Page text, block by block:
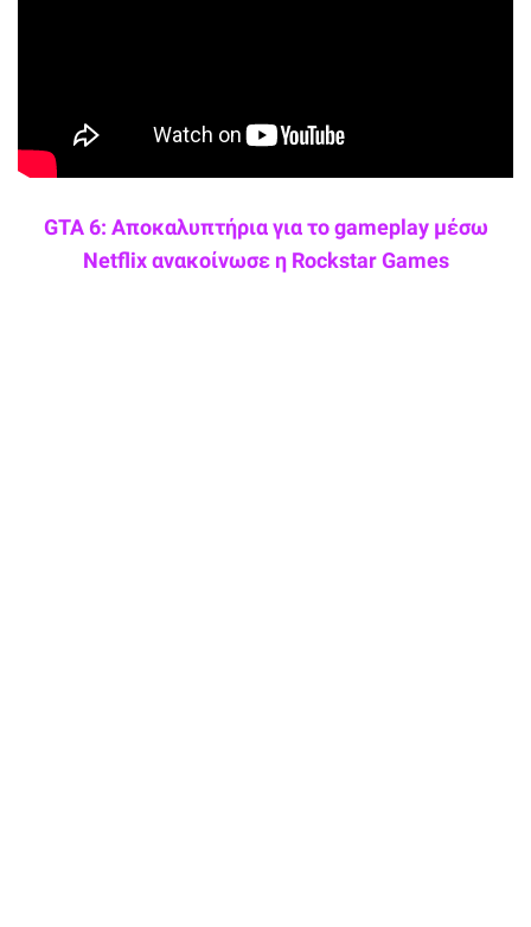
GTA 6: Αποκαλυπτήρια για το gameplay μέσω
Netflix ανακοίνωσε η Rockstar Games